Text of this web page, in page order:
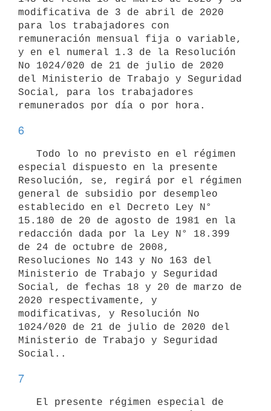
modificativa de 3 de abril de 2020
para los trabajadores con
remuneración mensual fija o variable,
y en el numeral 1.3 de la Resolución
No 1024/020 de 21 de julio de 2020
del Ministerio de Trabajo y Seguridad
Social, para los trabajadores
6
especial dispuesto en la presente
Resolución, se, regirá por el régimen
general de subsidio por desempleo
establecido en el Decreto Ley N°
15.180 de 20 de agosto de 1981 en la
redacción dada por la Ley N° 18.399
de 24 de octubre de 2008,
Resoluciones No 143 y No 163 del
Ministerio de Trabajo y Seguridad
Social, de fechas 18 y 20 de marzo de
2020 respectivamente, y
modificativas, y Resolución No
1024/020 de 21 de julio de 2020 del
Ministerio de Trabajo y Seguridad
7